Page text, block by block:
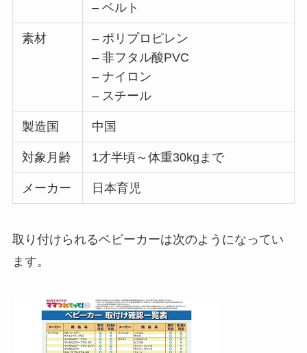
– ベルト
素材
– ポリプロピレン
– 非フタル酸PVC
– ナイロン
– スチール
製造国 中国
対象月齢 1才半頃～体重30kgまで
メーカー 日本育児
取り付けられるベビーカーは次のようになってい
ます。